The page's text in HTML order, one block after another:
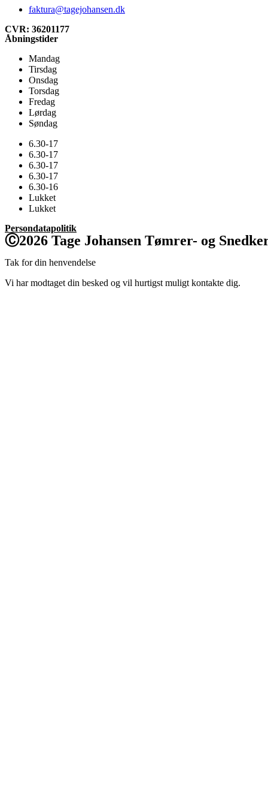
faktura@tagejohansen.dk
CVR: 36201177
Åbningstider
Mandag
Tirsdag
Onsdag
Torsdag
Fredag
Lørdag
Søndag
6.30-17
6.30-17
6.30-17
6.30-17
6.30-16
Lukket
Lukket
Persondatapolitik
Ⓒ2026 Tage Johansen Tømrer- og
Tak for din henvendelse
Vi har modtaget din besked og vil hurtigst muligt kontakte dig.